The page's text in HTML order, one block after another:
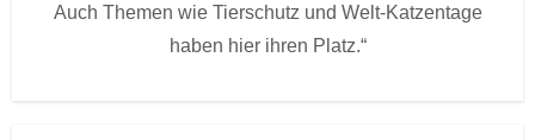
Auch Themen wie Tierschutz und Welt-Katzentage
haben hier ihren Platz.“